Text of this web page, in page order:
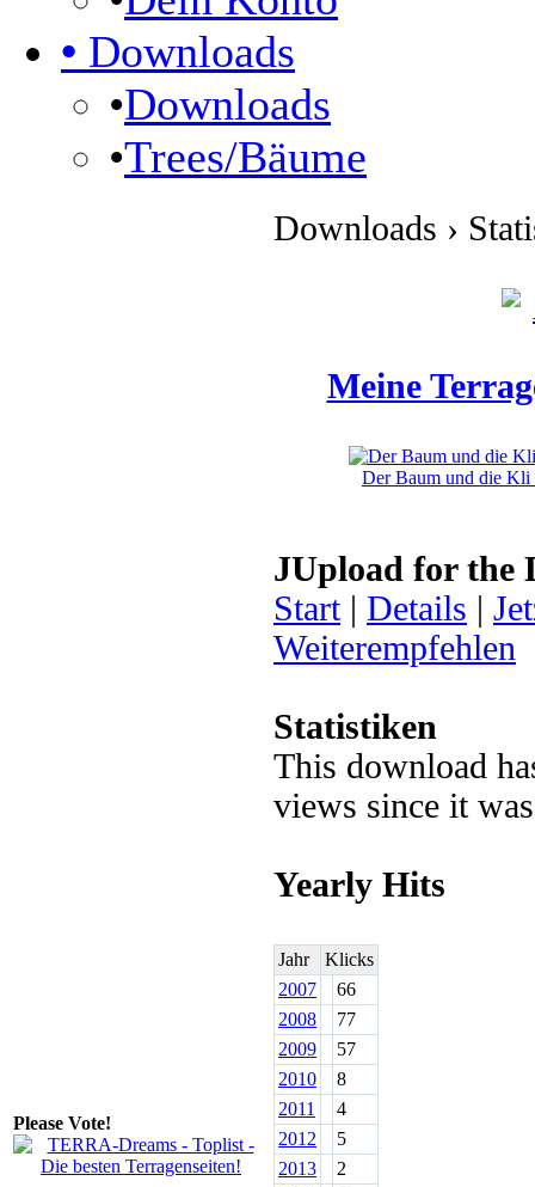
• Downloads
•Downloads
•Trees/Bäume
Please Vote!
Downloads ›
Meine
Der Baum und die Kli
JUpload for the
Start| Details |
Weiterempfehlen
Statistiken
This download
views since it
Yearly Hits
Jahr
Klicks
2007
66
2008
77
2009
57
2010
8
2011
4
2012
5
2013
2